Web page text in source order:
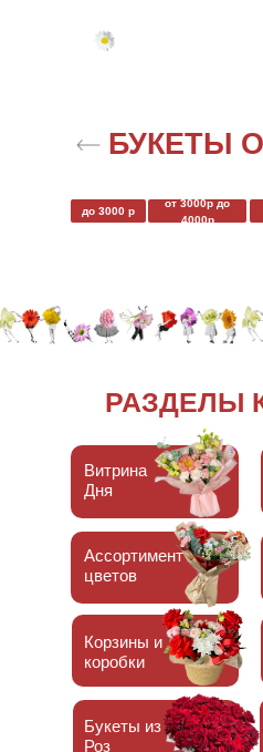
БУКЕТЫ
от 3000р до
4000р
до 3000 р
Корзины и
коробки
РАЗДЕЛЫ
Букеты из
Роз
Витрина
Дня
Ассортимент
цветов